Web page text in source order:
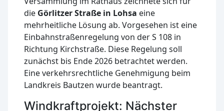
die Görlitzer Straße in Lohsa eine
mehrheitliche Lösung ab. Vorgesehen ist eine
Einbahnstraßenregelung von der S 108 in
Richtung Kirchstraße. Diese Regelung soll
zunächst bis Ende 2026 betrachtet werden.
Eine verkehrsrechtliche Genehmigung beim
Landkreis Bautzen wurde beantragt.
Windkraftprojekt: Nächster